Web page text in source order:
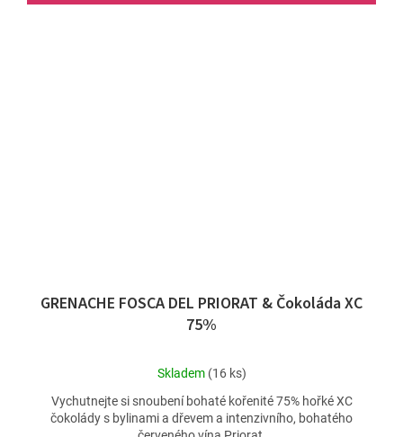
GRENACHE FOSCA DEL PRIORAT & Čokoláda XC
75%
Průměrné
produktu
je
Skladem (16 ks)
Vychutnejte si snoubení bohaté kořenité 75% hořké XC
čokolády s bylinami a dřevem a intenzivního, bohatého